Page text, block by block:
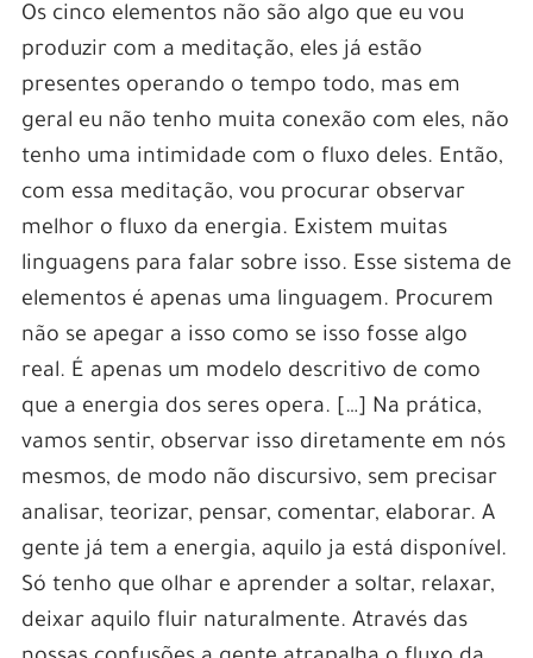
Os cinco elementos não são algo que eu vou
produzir com a meditação, eles já estão
presentes operando o tempo todo, mas em
geral eu não tenho muita conexão com eles, não
tenho uma intimidade com o fluxo deles. Então,
com essa meditação, vou procurar observar
melhor o fluxo da energia. Existem muitas
linguagens para falar sobre isso. Esse sistema de
elementos é apenas uma linguagem. Procurem
não se apegar a isso como se isso fosse algo
real. É apenas um modelo descritivo de como
que a energia dos seres opera. […] Na prática,
vamos sentir, observar isso diretamente em nós
mesmos, de modo não discursivo, sem precisar
analisar, teorizar, pensar, comentar, elaborar. A
gente já tem a energia, aquilo ja está disponível.
Só tenho que olhar e aprender a soltar, relaxar,
deixar aquilo fluir naturalmente. Através das